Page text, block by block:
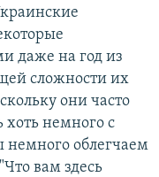
даже на год из
сложности их
они часто
хоть немного с
облегчаем
вам здесь